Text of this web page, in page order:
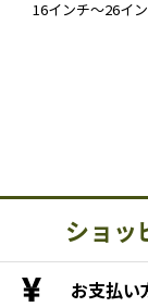
16インチ～26イ
ショッ
お支払い